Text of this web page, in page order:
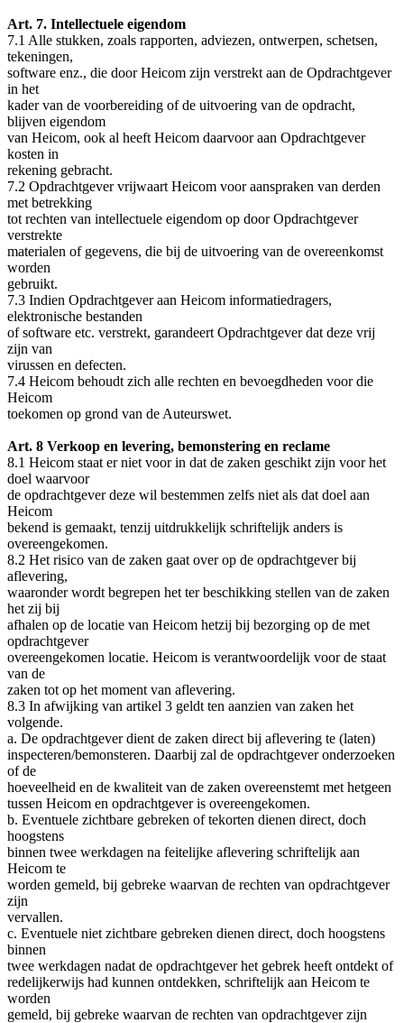
Art. 7. Intellectuele eigendom
7.1 Alle stukken, zoals rapporten, adviezen, ontwerpen, schetsen,
tekeningen,
software enz., die door Heicom zijn verstrekt aan de Opdrachtgever
in het
kader van de voorbereiding of de uitvoering van de opdracht,
blijven eigendom
van Heicom, ook al heeft Heicom daarvoor aan Opdrachtgever
kosten in
rekening gebracht.
7.2 Opdrachtgever vrijwaart Heicom voor aanspraken van derden
met betrekking
tot rechten van intellectuele eigendom op door Opdrachtgever
verstrekte
materialen of gegevens, die bij de uitvoering van de overeenkomst
worden
gebruikt.
7.3 Indien Opdrachtgever aan Heicom informatiedragers,
elektronische bestanden
of software etc. verstrekt, garandeert Opdrachtgever dat deze vrij
zijn van
virussen en defecten.
7.4 Heicom behoudt zich alle rechten en bevoegdheden voor die
Heicom
toekomen op grond van de Auteurswet.
Art. 8 Verkoop en levering, bemonstering en reclame
8.1 Heicom staat er niet voor in dat de zaken geschikt zijn voor het
doel waarvoor
de opdrachtgever deze wil bestemmen zelfs niet als dat doel aan
Heicom
bekend is gemaakt, tenzij uitdrukkelijk schriftelijk anders is
overeengekomen.
8.2 Het risico van de zaken gaat over op de opdrachtgever bij
aflevering,
waaronder wordt begrepen het ter beschikking stellen van de zaken
het zij bij
afhalen op de locatie van Heicom hetzij bij bezorging op de met
opdrachtgever
overeengekomen locatie. Heicom is verantwoordelijk voor de staat
van de
zaken tot op het moment van aflevering.
8.3 In afwijking van artikel 3 geldt ten aanzien van zaken het
volgende.
a. De opdrachtgever dient de zaken direct bij aflevering te (laten)
inspecteren/bemonsteren. Daarbij zal de opdrachtgever onderzoeken
of de
hoeveelheid en de kwaliteit van de zaken overeenstemt met hetgeen
tussen Heicom en opdrachtgever is overeengekomen.
b. Eventuele zichtbare gebreken of tekorten dienen direct, doch
hoogstens
binnen twee werkdagen na feitelijke aflevering schriftelijk aan
Heicom te
worden gemeld, bij gebreke waarvan de rechten van opdrachtgever
zijn
vervallen.
c. Eventuele niet zichtbare gebreken dienen direct, doch hoogstens
binnen
twee werkdagen nadat de opdrachtgever het gebrek heeft ontdekt of
redelijkerwijs had kunnen ontdekken, schriftelijk aan Heicom te
worden
gemeld, bij gebreke waarvan de rechten van opdrachtgever zijn